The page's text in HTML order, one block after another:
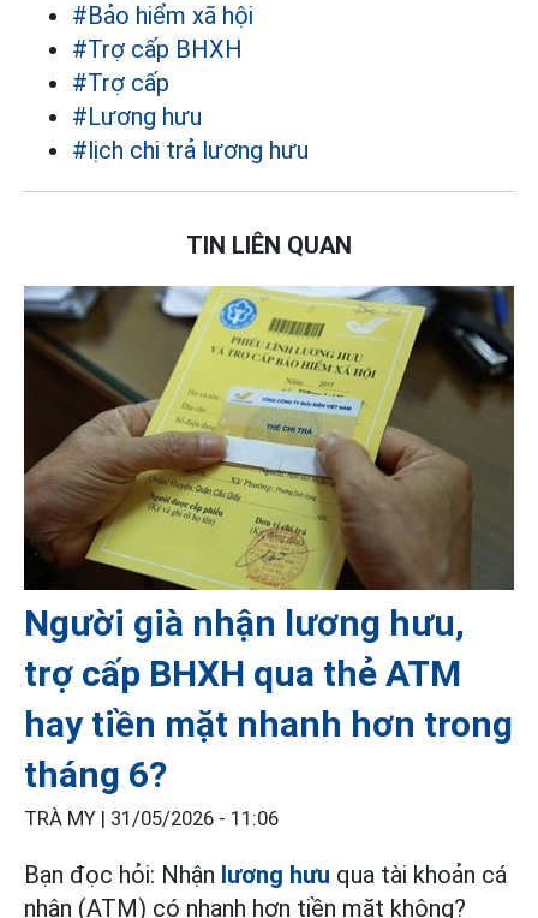
#Bảo hiểm xã hội
#Trợ cấp BHXH
#Trợ cấp
#Lương hưu
#lịch chi trả lương hưu
TIN LIÊN QUAN
Người già nhận lương hưu,
trợ cấp BHXH qua thẻ ATM
hay tiền mặt nhanh hơn trong
tháng 6?
TRÀ MY | 31/05/2026 - 11:06
Bạn đọc hỏi: Nhận lương hưu qua tài khoản cá
nhân (ATM) có nhanh hơn tiền mặt không?